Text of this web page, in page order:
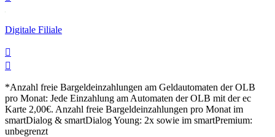
Digitale Filiale


*Anzahl freie Bargeldeinzahlungen am Geldautomaten der OLB
pro Monat: Jede Einzahlung am Automaten der OLB mit der ec
Karte 2,00€. Anzahl freie Bargeldeinzahlungen pro Monat im
smartDialog & smartDialog Young: 2x sowie im smartPremium:
unbegrenzt